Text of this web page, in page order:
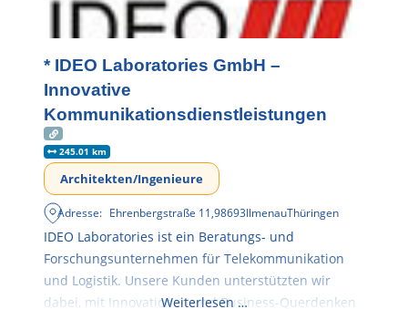
* IDEO Laboratories GmbH –
Innovative
Kommunikationsdienstleistungen
245.01 km
Architekten/Ingenieure
Adresse: Ehrenbergstraße 11,98693IlmenauThüringen
IDEO Laboratories ist ein Beratungs- und
Forschungsunternehmen für Telekommunikation
und Logistik. Unsere Kunden unterstützten wir
dabei, mit Innovationen und Business-Querdenken
Weiterlesen …